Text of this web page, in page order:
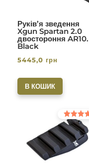
Руків’я зведення
Xgun Spartan 2.0
двостороння AR10.
Black
5445,0 грн
В КОШИК
Оцінено в
5.00
з 5